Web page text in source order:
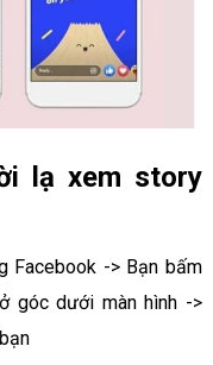
lạ xem story
Facebook -> Bạn bấm
góc dưới màn hình ->